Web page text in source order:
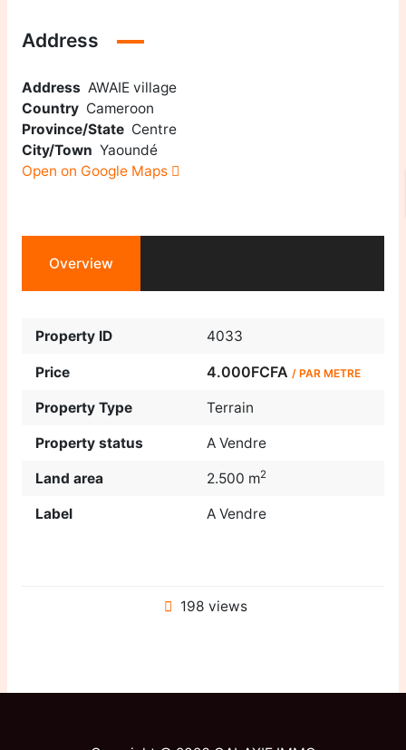
Address
Address AWAIE village
Country Cameroon
Province/State Centre
City/Town Yaoundé
Open on Google Maps
Overview
Property ID 4033
Price 4.000FCFA / PAR METRE
Property Type Terrain
Property status A Vendre
Land area 2.500 m2
Label A Vendre
198 views